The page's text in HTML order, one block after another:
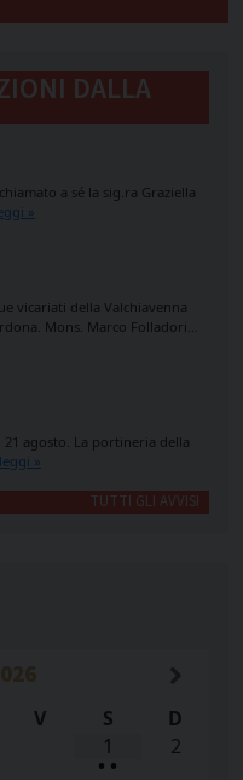
DALLA
a sé la sig.ra Graziella
»
vicariati della Valchiavenna
Mons. Marco Folladori…
agosto. La portineria della
leggi »
TUTTI GLI AVVISI
V S
D
1
• •
2